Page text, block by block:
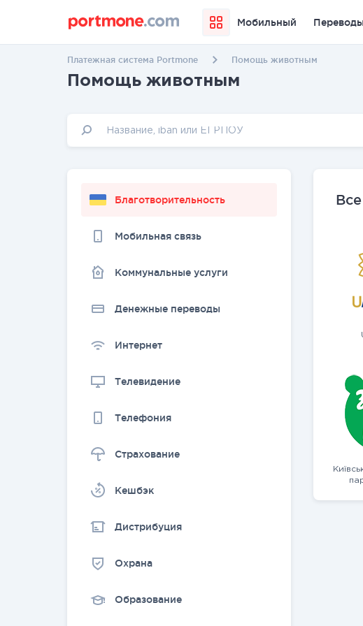
Мобильный Переводы
Платежная система Portmone Помощь животным
Помощь животным
Благотворительность
Мобильная связь
Коммунальные услуги
Денежные переводы
Интернет
Телевидение
Телефония
Страхование
Kешбэк
Дистрибуция
Охрана
Образование